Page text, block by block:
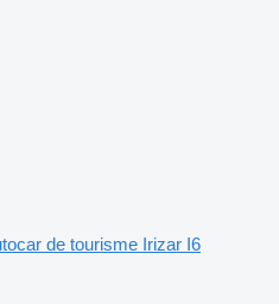
de tourisme Irizar I6